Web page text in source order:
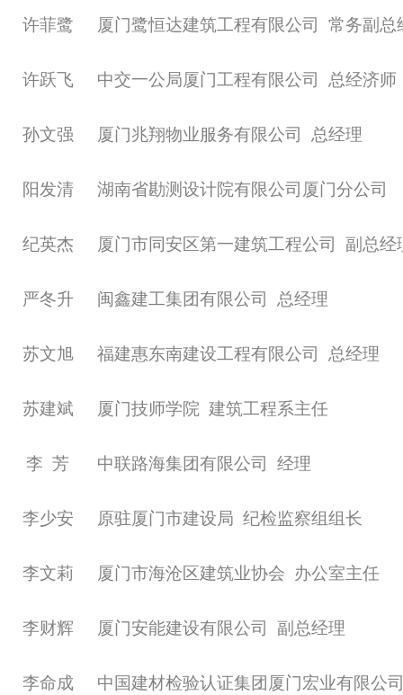
许菲鹭 厦门鹭恒达建筑工程有限公司 常务副总
许跃飞 中交一公局厦门工程有限公司 总经济师
孙文强 厦门兆翔物业服务有限公司 总经理
阳发清 湖南省勘测设计院有限公司厦门分公司
纪英杰 厦门市同安区第一建筑工程公司 副总经
严冬升 闽鑫建工集团有限公司 总经理
苏文旭 福建惠东南建设工程有限公司 总经理
苏建斌 厦门技师学院 建筑工程系主任
李 芳 中联路海集团有限公司 经理
李少安 原驻厦门市建设局 纪检监察组组长
李文莉 厦门市海沧区建筑业协会 办公室主任
李财辉 厦门安能建设有限公司 副总经理
李命成 中国建材检验认证集团厦门宏业有限公